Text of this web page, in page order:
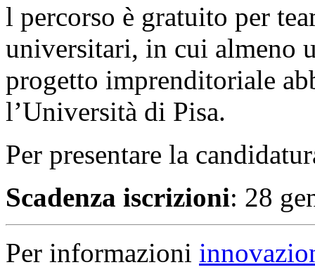
l percorso è gratuito per
universitari, in cui almeno
progetto imprenditoriale
l’Università di Pisa.
Per presentare la
Scadenza iscrizioni: 28
Per informazioni